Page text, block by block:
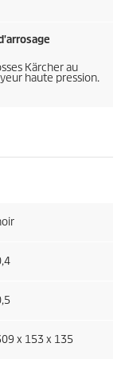
Kärcher au
haute pression.
x 153 x 135